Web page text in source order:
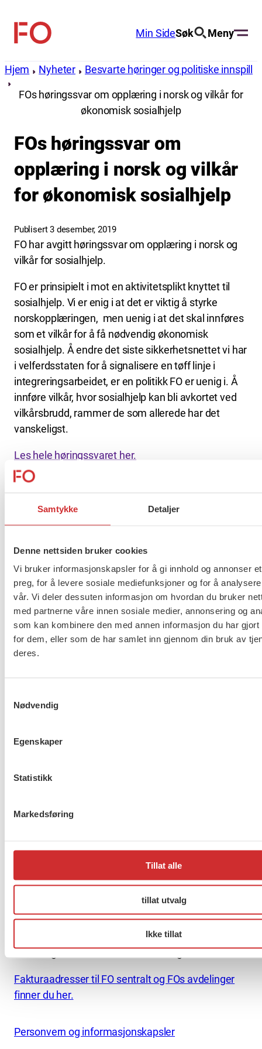
Samtykke Detaljer
Denne nettsiden bruker cookies
Vi bruker informasjonskapsler for å gi innhold og annonser
preg, for å levere sosiale mediefunksjoner og for å
vår. Vi deler dessuten informasjon om hvordan du bruker
med partnerne våre innen sosiale medier, annonsering og
som kan kombinere den med annen informasjon du har gjort
for dem, eller som de har samlet inn gjennom din bruk av
deres.
Nødvendig
Egenskaper
Statistikk
Markedsføring
Tillat alle
tillat utvalg
Ikke tillat
innhold
FO
Min SideSøk Meny
Hjem Nyheter Besvarte høringer og politiske innspill
FOs høringssvar om opplæring i norsk og vilkår for
økonomisk sosialhjelp
FOs høringssvar om
opplæring i norsk og vilkår
for økonomisk sosialhjelp
Publisert 3 desember, 2019
FO har avgitt høringssvar om opplæring i norsk og
vilkår for sosialhjelp.
FO er prinsipielt i mot en aktivitetsplikt knyttet til
sosialhjelp. Vi er enig i at det er viktig å styrke
norskopplæringen, men uenig i at det skal innføres
som et vilkår for å få nødvendig økonomisk
sosialhjelp. Å endre det siste sikkerhetsnettet vi har
i velferdsstaten for å signalisere en tøff linje i
integreringsarbeidet, er en politikk FO er uenig i. Å
innføre vilkår, hvor sosialhjelp kan bli avkortet ved
vilkårsbrudd, rammer de som allerede har det
vanskeligst.
Les hele høringssvaret her.
Taushetsplikt og personvern
Er du berørt av brannen i
Drammen?
About us (English)
FO (Fellesorganisasjonen)
kontor@fo.no
Nettredaktør: nettredaktor@fo.no
Ansvarlig redaktør: Marianne Solberg
Fakturaadresser til FO sentralt og FOs avdelinger
finner du her.
Personvern og informasjonskapsler